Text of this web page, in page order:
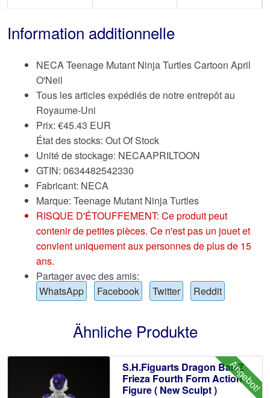
Information additionnelle
NECA Teenage Mutant Ninja Turtles Cartoon April
O'Neil
Tous les articles expédiés de notre entrepôt au
Royaume-Uni
Prix: €45.43 EUR
État des stocks: Out Of Stock
Unité de stockage: NECAAPRILTOON
GTIN: 0634482542330
Fabricant: NECA
Marque: Teenage Mutant Ninja Turtles
RISQUE D'ÉTOUFFEMENT: Ce produit peut
contenir de petites pièces. Ce n'est pas un jouet et
convient uniquement aux personnes de plus de 15
ans.
Partager avec des amis:
WhatsApp
Facebook Twitter Reddit
Ähnliche Produkte
Angebot!
S.H.Figuarts Dragon Ball Z
Frieza Fourth Form Action
Figure ( New Sculpt )